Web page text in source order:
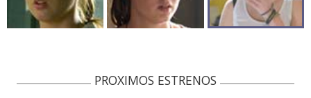
PROXIMOS ESTRENOS